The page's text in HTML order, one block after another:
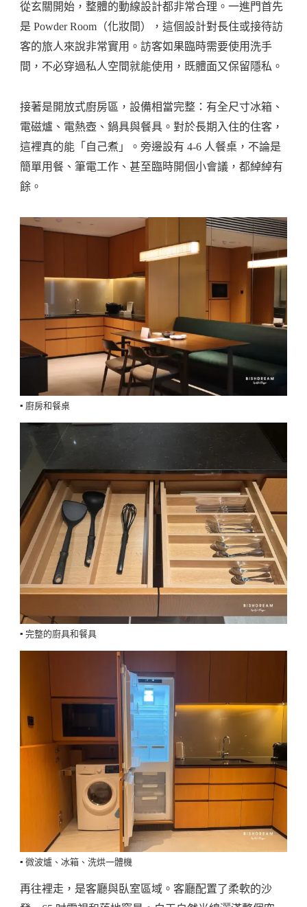
從玄關開始，整體的動線設計都非常合理。一進門首先
是 Powder Room（化妝間），這個設計對長住或接待訪
客的旅人來說非常實用。訪客如果臨時需要使用洗手
間，不必穿過私人空間就能使用，既體面又保留隱私。
接著是開放式廚房區，設備相當完整：有全尺寸冰箱、
電磁爐、電熱壺、鍋具與餐具。對於長期入住的住客，
這裡真的能「自己煮」。旁邊設有 4-6 人餐桌，不論是
簡單用餐、筆電工作、甚至臨時開個小會議，都綽綽有
餘。
▪️ 廚房和餐桌
▪️ 完整的廚具和餐具
▪️ 微波爐、冰箱、洗烘一體機
再往裡走，是客廳與臥室區域。客廳配置了柔軟的沙